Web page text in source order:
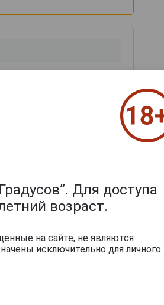
Для доступа
возраст.
на сайте, не являются
исключительно для личного